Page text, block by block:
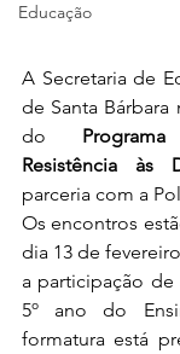
Educação
A Secretaria de
de Santa Bárbara
do
Resistência às
parceria com a
Os encontros
dia 13 de
a participação
5º ano do
formatura está